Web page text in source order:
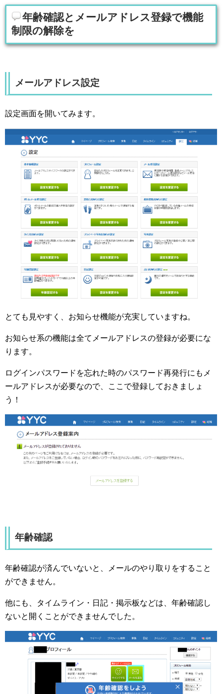
年齢確認とメールアドレス登録で機能
制限の解除を
メールアドレス設定
設定画面を開いてみます。
とても見やすく、お知らせ機能が充実していますね。
お知らせ系の機能は全てメールアドレスの登録が必要にな
ります。
ログインパスワードを忘れた時のパスワード再発行にもメ
ールアドレスが必要なので、ここで登録しておきましょ
う！
年齢確認
年齢確認が済んでいないと、メールのやり取りをすること
ができません。
他にも、タイムライン・日記・掲示板などは、年齢確認し
ないと開くことができませんでした。